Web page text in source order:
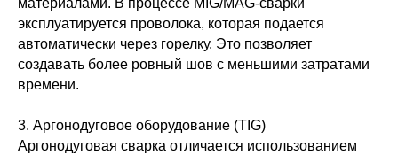
материалами. В процессе MIG/MAG-сварки
эксплуатируется проволока, которая подается
автоматически через горелку. Это позволяет
создавать более ровный шов с меньшими затратами
времени.
3. Аргонодуговое оборудование (TIG)
Аргонодуговая сварка отличается использованием